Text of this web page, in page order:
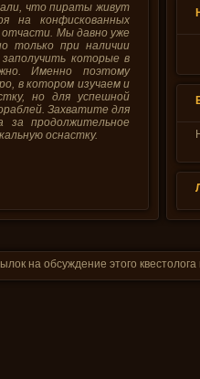
что пираты живут
на конфискованных
отчасти. Мы давно уже
только при наличии
которые в
Именно поэтому
в котором изучаем и
но для успешной
Захватите для
продолжительное
оснастку.
на обсуждение этого